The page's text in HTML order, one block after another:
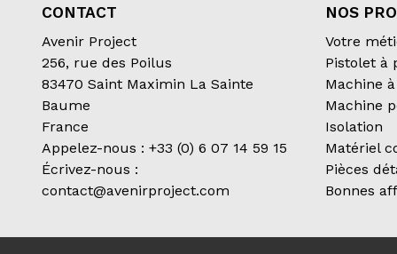
CONTACT
Avenir Project
256, rue des Poilus
83470 Saint Maximin La Sainte
Baume
France
Appelez-nous : +33 (0) 6 07 14 59 15
Écrivez-nous :
contact@avenirproject.com
NOS
Votre
Pistolet à
Machine
Machine
Isolation
Matériel
Pièces
Bonnes